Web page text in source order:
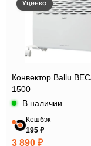
Уценка
Конвектор Ballu
1500
В наличии
Кешбэк
195 ₽
3 890 ₽